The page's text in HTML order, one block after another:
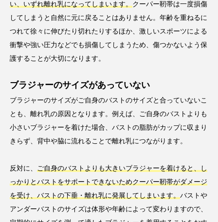
い、いずれ離れ乳になってしまいます。クーパー靭帯は一度損傷
してしまうと自然に元に戻ることはありません。年齢を重ねるに
つれて徐々に伸びたり切れたりするほか、激しいスポーツによる
衝撃や強い圧力などでも損傷してしまうため、傷つかないよう保
護することが大切になります。
ブラジャーのサイズがあっていない
ブラジャーのサイズがご自身のバストのサイズと合っていないこ
とも、離れ乳の原因となります。例えば、ご自身のバストよりも
小さいブラジャーを着けた場合、バストの脂肪がカップに収まり
きらず、背中や脇に流れることで離れ乳につながります。
反対に、 ご自身のバストよりも大きいブラジャーを着けると、し
っかりとバストをサポートできないためクーパー靭帯がダメージ
を受け、バストの下垂・離れ乳に発展してしまいます。バストや
アンダーバストのサイズは体形や年齢によって変わりますので、